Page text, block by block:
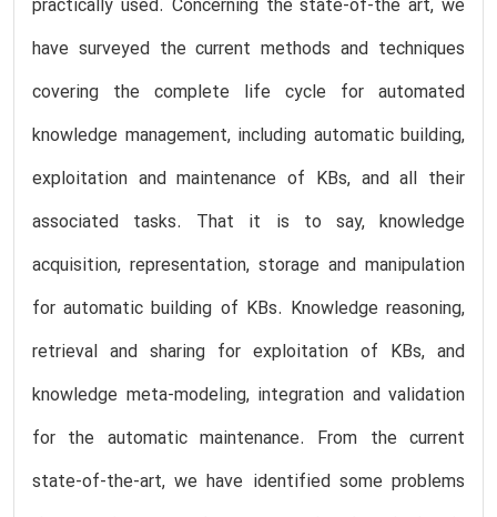
practically used. Concerning the state-of-the art, we
have surveyed the current methods and techniques
covering the complete life cycle for automated
knowledge management, including automatic building,
exploitation and maintenance of KBs, and all their
associated tasks. That it is to say, knowledge
acquisition, representation, storage and manipulation
for automatic building of KBs. Knowledge reasoning,
retrieval and sharing for exploitation of KBs, and
knowledge meta-modeling, integration and validation
for the automatic maintenance. From the current
state-of-the-art, we have identified some problems